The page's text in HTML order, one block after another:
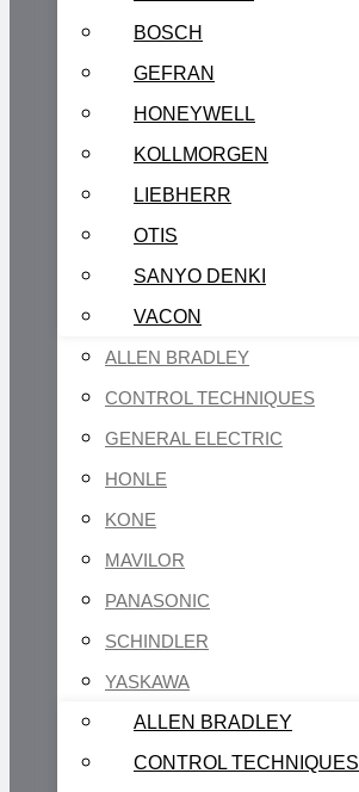
BOSCH
GEFRAN
HONEYWELL
KOLLMORGEN
LIEBHERR
OTIS
SANYO DENKI
VACON
ALLEN BRADLEY
CONTROL TECHNIQUES
GENERAL ELECTRIC
HONLE
KONE
MAVILOR
PANASONIC
SCHINDLER
YASKAWA
ALLEN BRADLEY
CONTROL TECHNIQUES